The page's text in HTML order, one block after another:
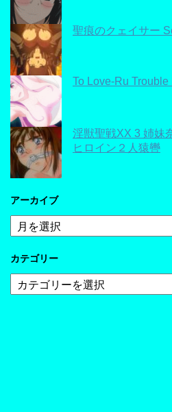
聖痕のクェイサー
To Love-Ru
淫獣聖戦XX 3 姉妹
ヒロイン２人猿轡
アーカイブ
ア
ー
イ
カテゴリー
テ